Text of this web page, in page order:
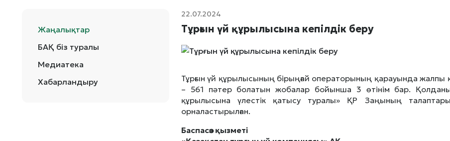
Жаңалықтар
БАҚ біз туралы
Медиатека
Хабарландыру
22.07.2024
Тұрғын үй құрылысына кепілдік беру
Тұрғын үй құрылысының бірыңғай операторының қарауында
– 561 пәтер болатын жобалар бойынша 3 өтінім бар.
құрылысына үлестік қатысу туралы» ҚР Заңының
орналастырылған.
Баспасөз қызметі